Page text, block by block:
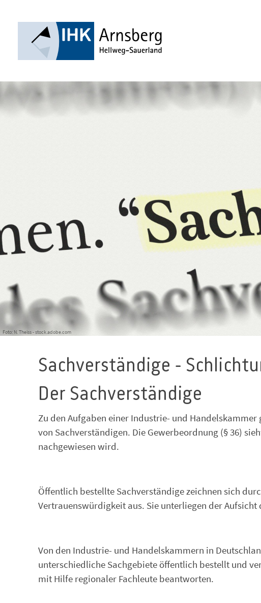
Foto: N. Theiss - stock.adobe.com
Sachverständige -
Der Sachverständige
Zu den Aufgaben einer Industrie- und
von Sachverständigen. Die Gewerbeordnung (§ 36)
nachgewiesen wird.
Öffentlich bestellte Sachverständige zeichnen sich
Vertrauenswürdigkeit aus. Sie unterliegen der
Von den Industrie- und Handelskammern in
unterschiedliche Sachgebiete öffentlich bestellt und
mit Hilfe regionaler Fachleute beantworten.